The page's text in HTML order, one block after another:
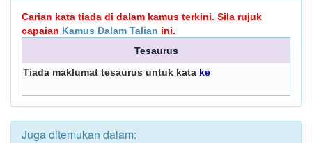
Carian kata tiada di dalam kamus terkini. Sila rujuk
capaian Kamus Dalam Talian ini.
Tesaurus
Tiada maklumat tesaurus untuk kata ke
Juga ditemukan dalam: